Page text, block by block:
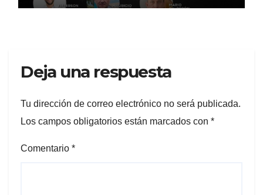
Deja una respuesta
Tu dirección de correo electrónico no será publicada.
Los campos obligatorios están marcados con *
Comentario *